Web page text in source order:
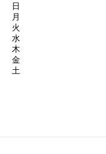
日
月
火
水
木
金
土